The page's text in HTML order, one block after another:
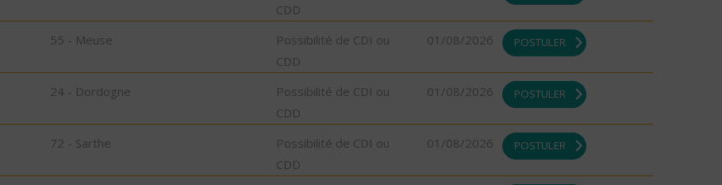
CDD
55 - Meuse
Possibilité de CDI ou
CDD
01/08/2026 POSTULER
24 - Dordogne
Possibilité de CDI ou
CDD
01/08/2026 POSTULER
72 - Sarthe
Possibilité de CDI ou
CDD
01/08/2026 POSTULER